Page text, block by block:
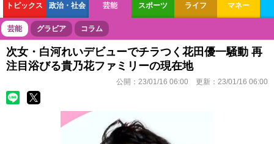
トピックス 政治・社会 芸能 スポーツ ライフ マネー
ボートレース 競輪 オートレース
芸能 グラビア コラム
次女・白河れいデビューでチラつく花田優一騒動 再
注目浴びる貴乃花ファミリーの現在地
公開： 23/01/16 06:00 更新： 23/01/16 06:00